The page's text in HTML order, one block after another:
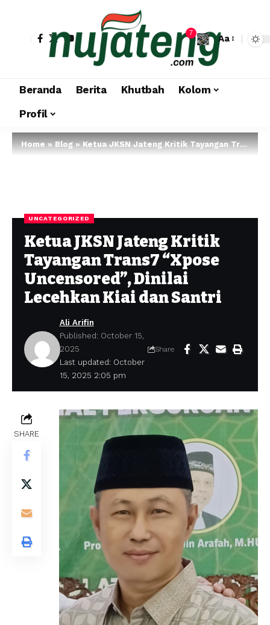
7
Aa
Beranda Berita Khutbah
Kolom
Profil
Home»Blog»Ketua JKSN Jateng Kritik Tayangan Trans7 “Xpose Uncensored”, Dinilai Lecehkan Kiai dan Santri
UNCATEGORIZED
Ketua JKSN Jateng Kritik
Tayangan Trans7 “Xpose
Uncensored”, Dinilai
Lecehkan Kiai dan Santri
Last updated: October
15, 2025 2:05 pm
Ali Arifin
Published: October 15,
2025
Share
SHARE